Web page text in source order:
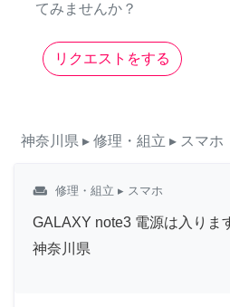
てみませんか？
リクエストをする
神奈川県 ▸ 修理・組立 ▸ スマホ
weekend 修理・組立 ▸ スマホ
GALAXY note3 電源は入りま
神奈川県